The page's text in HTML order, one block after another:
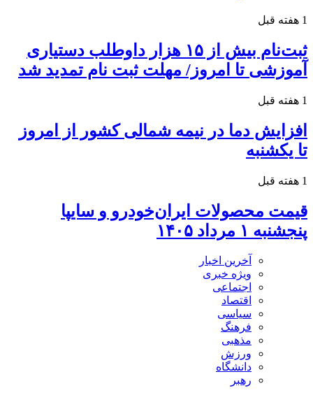
1 هفته قبل
ثبت‌نام بیش از ۱۵ هزار داوطلب دستیاری
آموزشی تا امروز/ مهلت ثبت نام تمدید شد
1 هفته قبل
افزایش دما در نیمه شمالی کشور از امروز
تا یکشنبه
1 هفته قبل
قیمت محصولات ایران‌خودرو و سایپا
پنجشنبه ۱ مرداد ۱۴۰۵
آخرین اخبار
ویژه خبری
اجتماعی
اقتصاد
سیاسی
فرهنگ
مذهبی
ورزش
دانشگاه
رهبر